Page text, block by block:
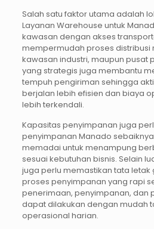
Salah satu faktor utama adalah
Layanan Warehouse untuk
kawasan dengan akses
mempermudah proses distribusi
kawasan industri, maupun pusat
yang strategis juga membantu
tempuh pengiriman sehingga
berjalan lebih efisien dan biaya
lebih terkendali.
Kapasitas penyimpanan juga
penyimpanan Manado
memadai untuk menampung
sesuai kebutuhan bisnis. Selain
juga perlu memastikan tata
proses penyimpanan yang rapi
penerimaan, penyimpanan, dan
dapat dilakukan dengan mudah
operasional harian.